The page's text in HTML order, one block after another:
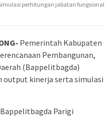
perhitungan jabatan fungsional
Pemerintah Kabupaten
Pembangunan,
(Bappelitbagda)
output kinerja serta simulasi
Parigi